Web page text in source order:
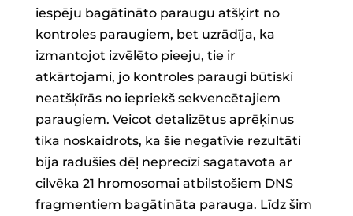
iespēju bagātināto paraugu atšķirt no
kontroles paraugiem, bet uzrādīja, ka
izmantojot izvēlēto pieeju, tie ir
atkārtojami, jo kontroles paraugi būtiski
neatšķīrās no iepriekš sekvencētajiem
paraugiem. Veicot detalizētus aprēķinus
tika noskaidrots, ka šie negatīvie rezultāti
bija radušies dēļ neprecīzi sagatavota ar
cilvēka 21 hromosomai atbilstošiem DNS
fragmentiem bagātināta parauga. Līdz šim